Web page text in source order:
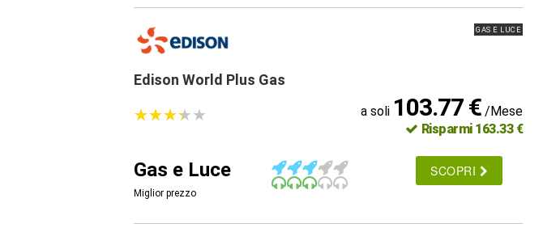
GAS E LUCE
Edison World Plus Gas
★★★★★
★★★★★ a soli 103.77 € /Mese
Risparmi 163.33 €
Gas e Luce
Miglior prezzo
SCOPRI